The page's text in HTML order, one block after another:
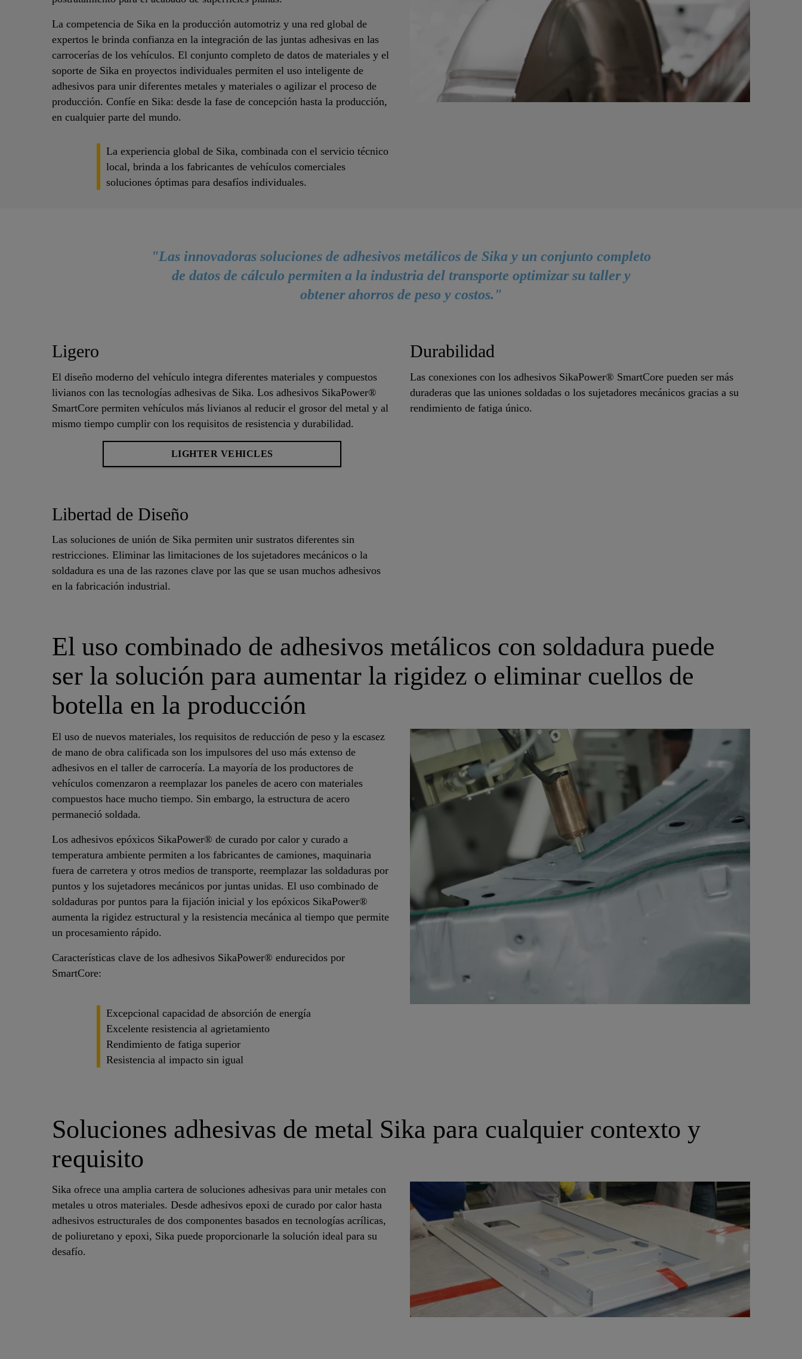
La competencia de Sika en la producción automotriz y una red global de
expertos le brinda confianza en la integración de las juntas adhesivas en las
carrocerías de los vehículos. El conjunto completo de datos de materiales y el
soporte de Sika en proyectos individuales permiten el uso inteligente de
adhesivos para unir diferentes metales y materiales o agilizar el proceso de
producción. Confíe en Sika: desde la fase de concepción hasta la producción,
en cualquier parte del mundo.
La experiencia global de Sika, combinada con el servicio técnico
local, brinda a los fabricantes de vehículos comerciales
soluciones óptimas para desafíos individuales.
"Las innovadoras soluciones de adhesivos metálicos de Sika y un conjunto completo
de datos de cálculo permiten a la industria del transporte optimizar su taller y
obtener ahorros de peso y costos."
Ligero
El diseño moderno del vehículo integra diferentes materiales y compuestos
livianos con las tecnologías adhesivas de Sika. Los adhesivos SikaPower®
SmartCore permiten vehículos más livianos al reducir el grosor del metal y al
mismo tiempo cumplir con los requisitos de resistencia y durabilidad.
LIGHTER VEHICLES
Durabilidad
Las conexiones con los adhesivos SikaPower® SmartCore pueden ser más
duraderas que las uniones soldadas o los sujetadores mecánicos gracias a su
rendimiento de fatiga único.
Libertad de Diseño
Las soluciones de unión de Sika permiten unir sustratos diferentes sin
restricciones. Eliminar las limitaciones de los sujetadores mecánicos o la
soldadura es una de las razones clave por las que se usan muchos adhesivos
en la fabricación industrial.
El uso combinado de adhesivos metálicos con soldadura puede
ser la solución para aumentar la rigidez o eliminar cuellos de
botella en la producción
El uso de nuevos materiales, los requisitos de reducción de peso y la escasez
de mano de obra calificada son los impulsores del uso más extenso de
adhesivos en el taller de carrocería. La mayoría de los productores de
vehículos comenzaron a reemplazar los paneles de acero con materiales
compuestos hace mucho tiempo. Sin embargo, la estructura de acero
permaneció soldada.
Los adhesivos epóxicos SikaPower® de curado por calor y curado a
temperatura ambiente permiten a los fabricantes de camiones, maquinaria
fuera de carretera y otros medios de transporte, reemplazar las soldaduras por
puntos y los sujetadores mecánicos por juntas unidas. El uso combinado de
soldaduras por puntos para la fijación inicial y los epóxicos SikaPower®
aumenta la rigidez estructural y la resistencia mecánica al tiempo que permite
un procesamiento rápido.
Características clave de los adhesivos SikaPower® endurecidos por
SmartCore:
Excepcional capacidad de absorción de energía
Excelente resistencia al agrietamiento
Rendimiento de fatiga superior
Resistencia al impacto sin igual
Soluciones adhesivas de metal Sika para cualquier contexto y
requisito
Sika ofrece una amplia cartera de soluciones adhesivas para unir metales con
metales u otros materiales. Desde adhesivos epoxi de curado por calor hasta
adhesivos estructurales de dos componentes basados en tecnologías acrílicas,
de poliuretano y epoxi, Sika puede proporcionarle la solución ideal para su
desafío.